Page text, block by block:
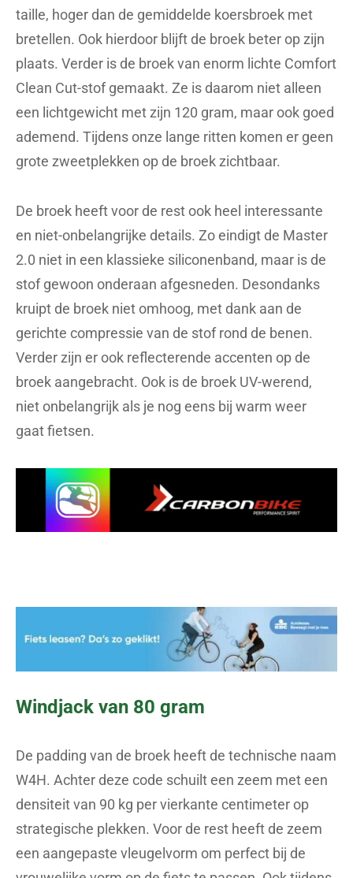
taille, hoger dan de gemiddelde koersbroek met
bretellen. Ook hierdoor blijft de broek beter op zijn
plaats. Verder is de broek van enorm lichte Comfort
Clean Cut-stof gemaakt. Ze is daarom niet alleen
een lichtgewicht met zijn 120 gram, maar ook goed
ademend. Tijdens onze lange ritten komen er geen
grote zweetplekken op de broek zichtbaar.
De broek heeft voor de rest ook heel interessante
en niet-onbelangrijke details. Zo eindigt de Master
2.0 niet in een klassieke siliconenband, maar is de
stof gewoon onderaan afgesneden. Desondanks
kruipt de broek niet omhoog, met dank aan de
gerichte compressie van de stof rond de benen.
Verder zijn er ook reflecterende accenten op de
broek aangebracht. Ook is de broek UV-werend,
niet onbelangrijk als je nog eens bij warm weer
gaat fietsen.
Windjack van 80 gram
De padding van de broek heeft de technische naam
W4H. Achter deze code schuilt een zeem met een
densiteit van 90 kg per vierkante centimeter op
strategische plekken. Voor de rest heeft de zeem
een aangepaste vleugelvorm om perfect bij de